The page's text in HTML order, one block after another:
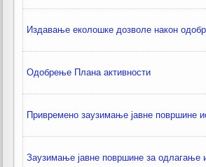
Издавање еколошке дозволе након
Одобрење Плана активности
Привремено заузимање јавне површине
Заузимање јавне површине за одлагање